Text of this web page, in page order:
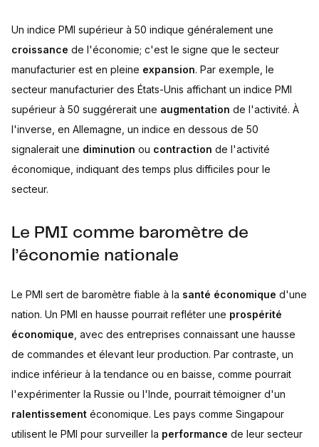
Un indice PMI supérieur à 50 indique généralement une
croissance de l'économie; c'est le signe que le secteur
manufacturier est en pleine expansion. Par exemple, le
secteur manufacturier des États-Unis affichant un indice PMI
supérieur à 50 suggérerait une augmentation de l'activité. À
l'inverse, en Allemagne, un indice en dessous de 50
signalerait une diminution ou contraction de l'activité
économique, indiquant des temps plus difficiles pour le
secteur.
Le PMI comme baromètre de
l’économie nationale
Le PMI sert de baromètre fiable à la santé économique d'une
nation. Un PMI en hausse pourrait refléter une prospérité
économique , avec des entreprises connaissant une hausse
de commandes et élevant leur production. Par contraste, un
indice inférieur à la tendance ou en baisse, comme pourrait
l'expérimenter la Russie ou l'Inde, pourrait témoigner d'un
ralentissement économique. Les pays comme Singapour
utilisent le PMI pour surveiller la performance de leur secteur